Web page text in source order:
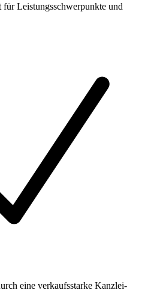
für Leistungsschwerpunkte und
eine verkaufsstarke Kanzlei-